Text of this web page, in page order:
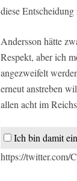
diese Entscheidung
Andersson hätte
Respekt, aber ich
angezweifelt
erneut anstreben
allen acht im
Ich bin damit
https://twitter.com/